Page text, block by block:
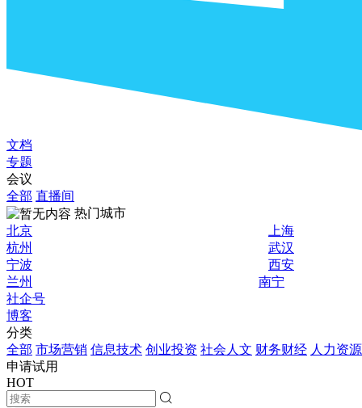
文档
专题
会议
全部 直播间
热门城市
北京
上海
杭州
武汉
宁波
西安
兰州
南宁
社企号
博客
分类
全部 市场营销 信息技术 创业投资 社会人文 财务财经 人力资源
申请试用
HOT